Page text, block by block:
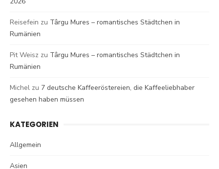
Reisefein zu Târgu Mures – romantisches Städtchen in
Rumänien
Pit Weisz zu Târgu Mures – romantisches Städtchen in
Rumänien
Michel zu 7 deutsche Kaffeeröstereien, die Kaffeeliebhaber
gesehen haben müssen
KATEGORIEN
Allgemein
Asien